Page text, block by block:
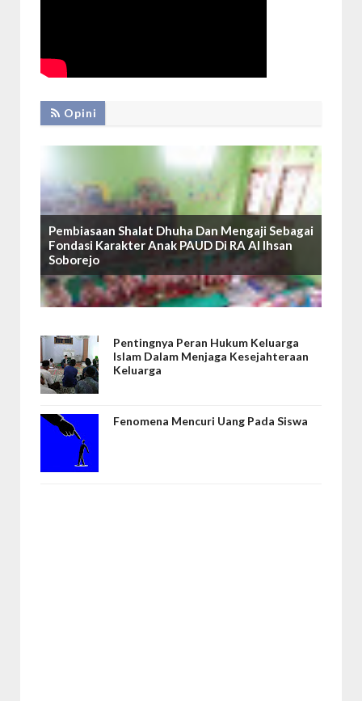
Opini
Pembiasaan Shalat Dhuha Dan Mengaji Sebagai
Fondasi Karakter Anak PAUD Di RA Al Ihsan
Soborejo
Pentingnya Peran Hukum Keluarga
Islam Dalam Menjaga Kesejahteraan
Keluarga
Fenomena Mencuri Uang Pada Siswa